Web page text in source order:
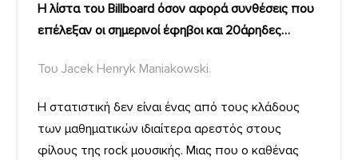
Η λίστα του Billboard όσον αφορά συνθέσεις που
επέλεξαν οι σημερινοί έφηβοι και 20άρηδες…
Του Jacek Henryk Maniakowski.
Η στατιστική δεν είναι ένας από τους κλάδους
των μαθηματικών ιδιαίτερα αρεστός στους
φίλους της rock μουσικής. Μιας που ο καθένας